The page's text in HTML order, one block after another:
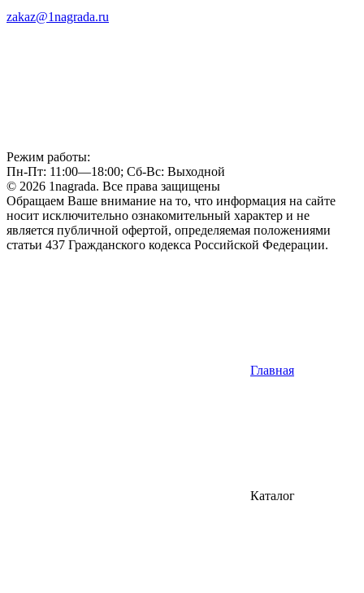
zakaz@1nagrada.ru
Режим работы:
Пн-Пт: 11:00—18:00; Сб-Вс: Выходной
© 2026 1nagrada. Все права защищены
Обращаем Ваше внимание на то, что информация на сайте
носит исключительно ознакомительный характер и не
является публичной офертой, определяемая положениями
статьи 437 Гражданского кодекса Российской Федерации.
Главная
Каталог